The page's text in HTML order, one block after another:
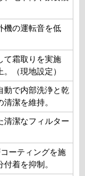
機の運転音を低
て霜取りを実施
（現地設定）
動で内部洗浄と乾
潔を維持。
清潔なフィルター
ーティングを施
着を抑制。